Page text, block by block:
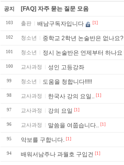
공지 [FAQ] 자주 묻는 질문 모음
103 출판 배남구독자입니다 [1]
102 청소년 중학교 2학년 논술반은 없나요?
101 청소년 정시 논술반은 언제부터 하나요
100 교사과정 성인 고등강좌
99 청소년 도움을 청합니다!!!!!
98 교사과정 한국사 강의 요일.. [1]
97 교사과정 강의 요일 [1]
96 교사과정 말씀을 여쭙습니다.. [1]
95 악보를 구합니다. [1]
94 배워서남주나 과월호 구입건 [1]